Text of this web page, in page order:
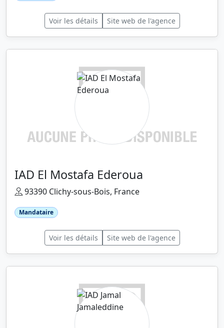
Voir les détails Site web de l'agence
IAD El Mostafa Ederoua
93390 Clichy-sous-Bois, France
Mandataire
Voir les détails Site web de l'agence